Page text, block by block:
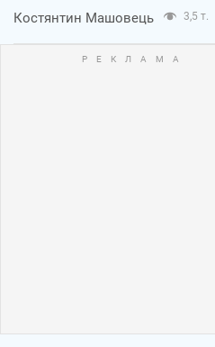
Костянтин Машовець 3,5 т.